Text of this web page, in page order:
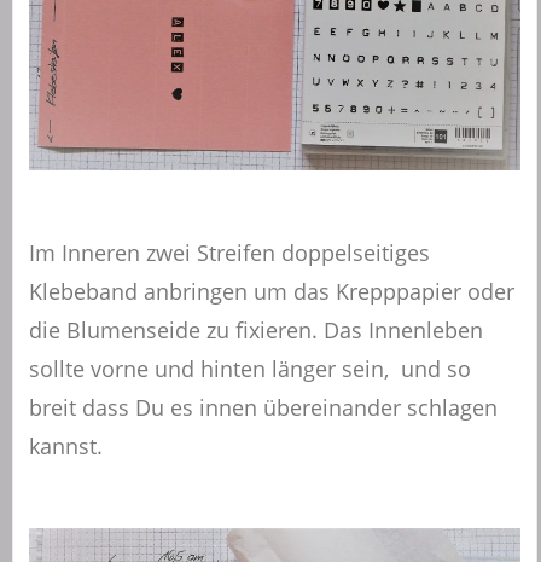
Im Inneren zwei Streifen doppelseitiges
Klebeband anbringen um das Krepppapier oder
die Blumenseide zu fixieren. Das Innenleben
sollte vorne und hinten länger sein, und so
breit dass Du es innen übereinander schlagen
kannst.